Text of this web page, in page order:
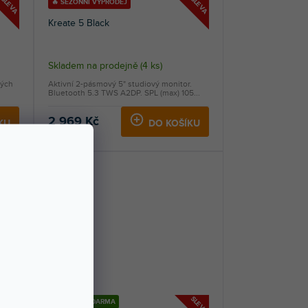
SLEVA
🔥 SEZONNÍ VÝPRODEJ
Kreate 5 Black
Skladem na prodejně (4 ks)
2 969 Kč DO KOŠÍKU
Aktivní 2-pásmový 5" studiový monitor.
Bluetooth 5.3 TWS A2DP. SPL (max) 105...
DOPRAVA ZDARMA